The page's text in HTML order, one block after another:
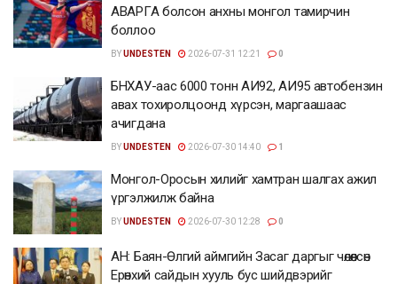
АВАРГА болсон анхны монгол тамирчин
боллоо
BYUNDESTEN 2026-07-31 12:21 0
БНХАУ-аас 6000 тонн АИ92, АИ95 автобензин
авах тохиролцоонд хүрсэн, маргаашаас
ачигдана
BYUNDESTEN 2026-07-30 14:40 1
Монгол-Оросын хилийг хамтран шалгах ажил
үргэлжилж байна
BYUNDESTEN 2026-07-30 12:28 0
АН: Баян-Өлгий аймгийн Засаг даргыг чөлөөлсөн
Ерөнхий сайдын хууль бус шийдвэрийг